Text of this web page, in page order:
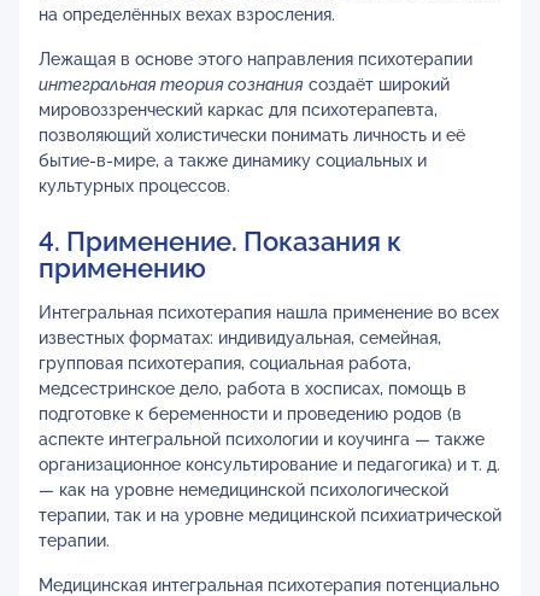
на определённых вехах взросления.
Лежащая в основе этого направления психотерапии
интегральная теория сознания создаёт широкий
мировоззренческий каркас для психотерапевта,
позволяющий холистически понимать личность и её
бытие-в-мире, а также динамику социальных и
культурных процессов.
4. Применение. Показания к
применению
Интегральная психотерапия нашла применение во всех
известных форматах: индивидуальная, семейная,
групповая психотерапия, социальная работа,
медсестринское дело, работа в хосписах, помощь в
подготовке к беременности и проведению родов (в
аспекте интегральной психологии и коучинга — также
организационное консультирование и педагогика) и т. д.
— как на уровне немедицинской психологической
терапии, так и на уровне медицинской психиатрической
терапии.
Медицинская интегральная психотерапия потенциально